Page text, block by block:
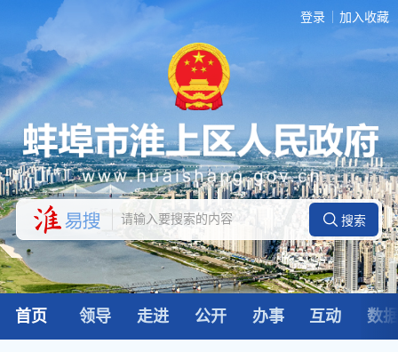
登录 加入收藏
首页 领导 走进 公开 办事 互动 数